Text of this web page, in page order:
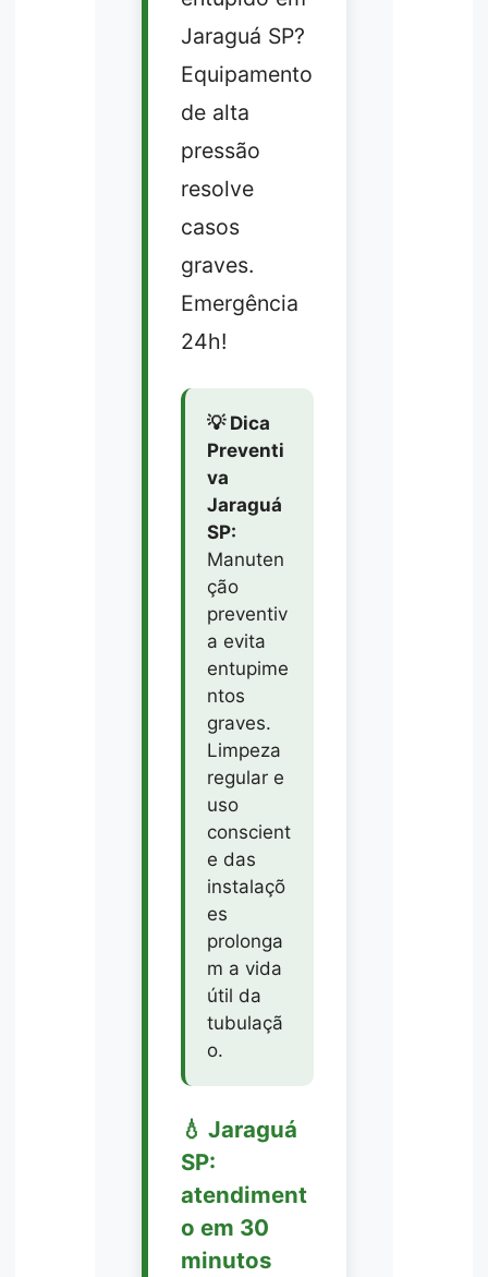
Jaraguá SP?
Equipamento
de alta
pressão
resolve
casos
graves.
Emergência
24h!
💡 Dica
Preventi
va
Jaraguá
SP:
Manuten
ção
preventiv
a evita
entupime
ntos
graves.
Limpeza
regular e
uso
conscient
e das
instalaçõ
es
prolonga
m a vida
útil da
tubulaçã
o.
💧 Jaraguá
SP:
atendiment
o em 30
minutos